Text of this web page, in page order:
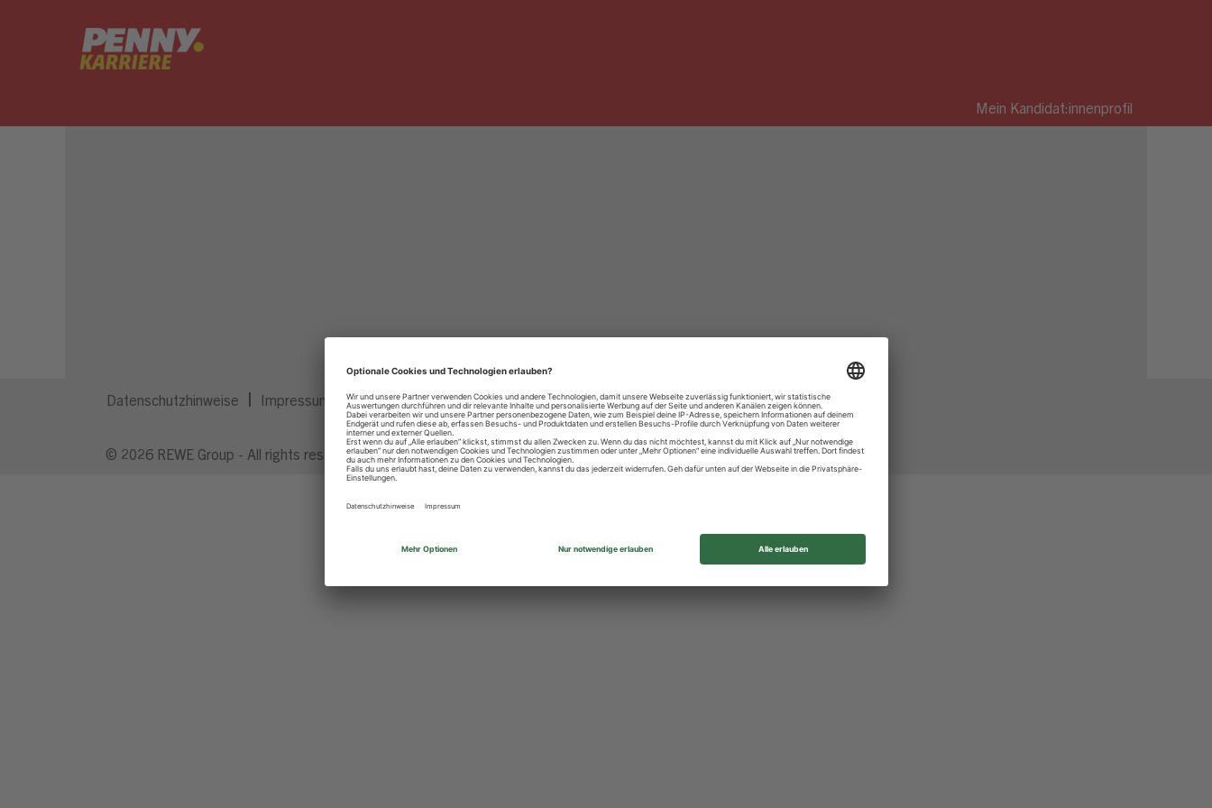
Mein Kandidat:innenprofil
Datenschutzhinweise Impressum Privatsphäre-Einstellungen
© 2026 REWE Group - All rights reserved